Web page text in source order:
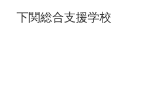
下関総合支援学校